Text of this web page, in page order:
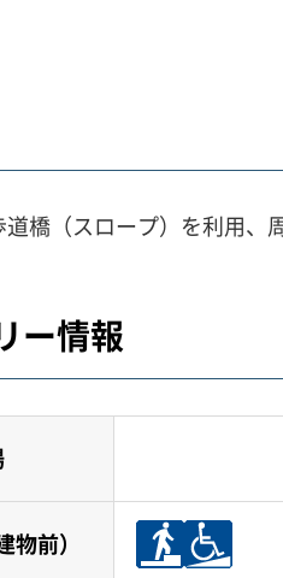
橋（スロープ）を利用、
ー情報
前）